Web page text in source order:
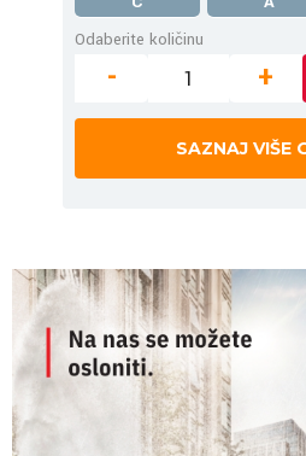
Odaberite količinu
- +
SAZNAJ VIŠE